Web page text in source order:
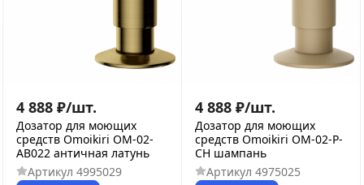
4 888 ₽/шт.
Дозатор для моющих
средств Omoikiri OM-02-
AB022 античная латунь
Артикул 4995029
4 888 ₽/шт.
Дозатор для моющих
средств Omoikiri OM-02-P-
CH шампань
Артикул 4975025